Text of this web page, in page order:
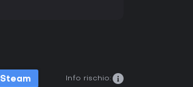
Steam Info rischio: